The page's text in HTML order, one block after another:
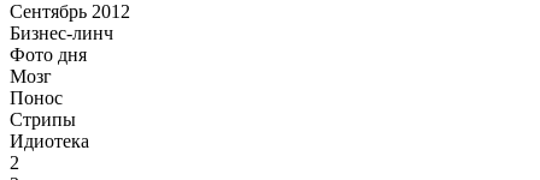
Сентябрь 2012
Бизнес-линч
Фото дня
Мозг
Понос
Стрипы
Идиотека
2